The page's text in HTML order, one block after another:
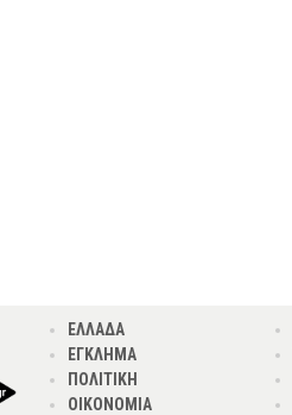
ΕΛΛΑΔΑ
ΕΓΚΛΗΜΑ
ΠΟΛΙΤΙΚΗ
ΟΙΚΟΝΟΜΙΑ